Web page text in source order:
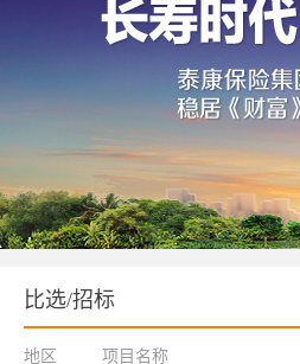
比选/招标
地区 项目名称